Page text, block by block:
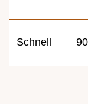
Schnell